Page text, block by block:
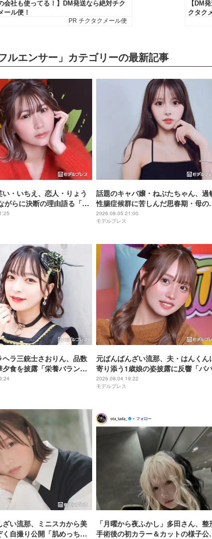
ルエンサー」カテゴリーの最新記事
・いちえ、恋人・りょう
がらに決断の理由語る「フ
家族に申し訳ない」2025
していた
話題のキャバ嬢・ねぶたちゃん、過
性腸症候群に苦しんだ思春期・母の
発…“どん底からの脱出劇”「生きるの
って大変」人生変えた言葉とは【イン
2026.08.05 21:00
モデルプレス
ヘラ三銃士さおりん、品数
食を披露「栄養バランス
丁寧な食卓憧れる」
元ばんばんざい流那、夫・はんくん
寄り添う1歳娘の姿披露に反響「パ
きなんだね」「可愛くてキュンキュン
しちゃう」
2026.08.04 19:22
モデルプレス
ざい流那、ミニスカから美
自撮り公開「肌めっちゃ
「月曜から夜ふかし」多田さん、整
手術後の初カラー＆カットの様子公